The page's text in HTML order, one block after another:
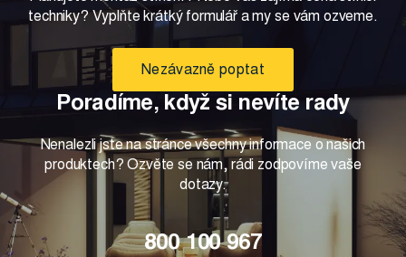
techniky? Vyplňte krátký formulář a my se vám ozveme.
Nezávazně poptat
Poradíme, když si nevíte rady
Nenalezli jste na stránce všechny informace o našich
produktech? Ozvěte se nám, rádi zodpovíme vaše
dotazy.
800 100 967